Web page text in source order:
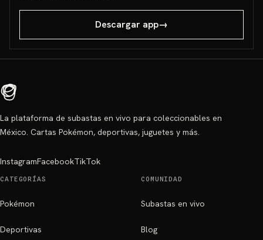
Descargar app→
La plataforma de subastas en vivo para coleccionables en
México. Cartas Pokémon, deportivas, juguetes y más.
InstagramFacebookTikTok
CATEGORÍAS
Pokémon
Deportivas
COMUNIDAD
Subastas en vivo
Blog